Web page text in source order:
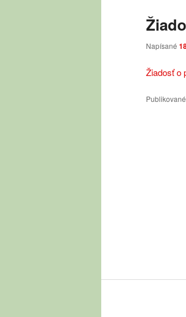
Napísané
Žiadosť o